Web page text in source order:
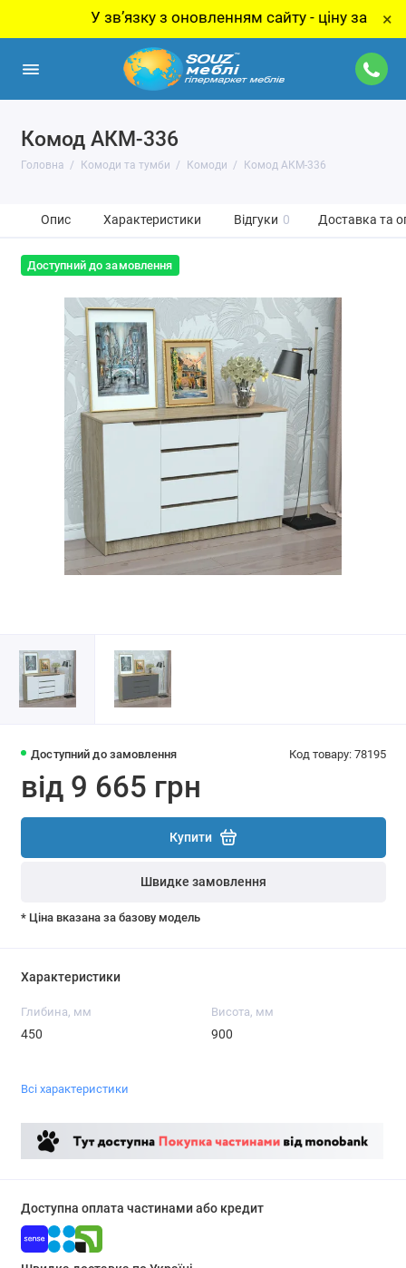
У звʼязку з оновленням сайту - ціну за товар ×
Комод АКМ-336
Головна Комоди та тумби Комоди Комод АКМ-336
Опис Характеристики Відгуки 0 Доставка та
Доступний до замовлення
Доступний до замовлення Код товару: 78195
від 9 665 грн
Купити
Швидке замовлення
* Ціна вказана за базову модель
Характеристики
Глибина, мм
450
Висота, мм
900
Всі характеристики
Доступна оплата частинами або кредит